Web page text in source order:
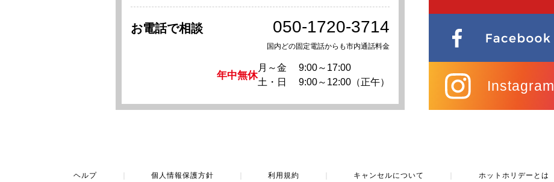
お電話で相談 050-1720-3714
国内どの固定電話からも市内通話料金
年中無休
月～金
9:00～17:00
土・日
9:00～12:00（正午） Instagram
ヘルプ 個人情報保護方針 利用規約 キャンセルについて ホットホリデーとは